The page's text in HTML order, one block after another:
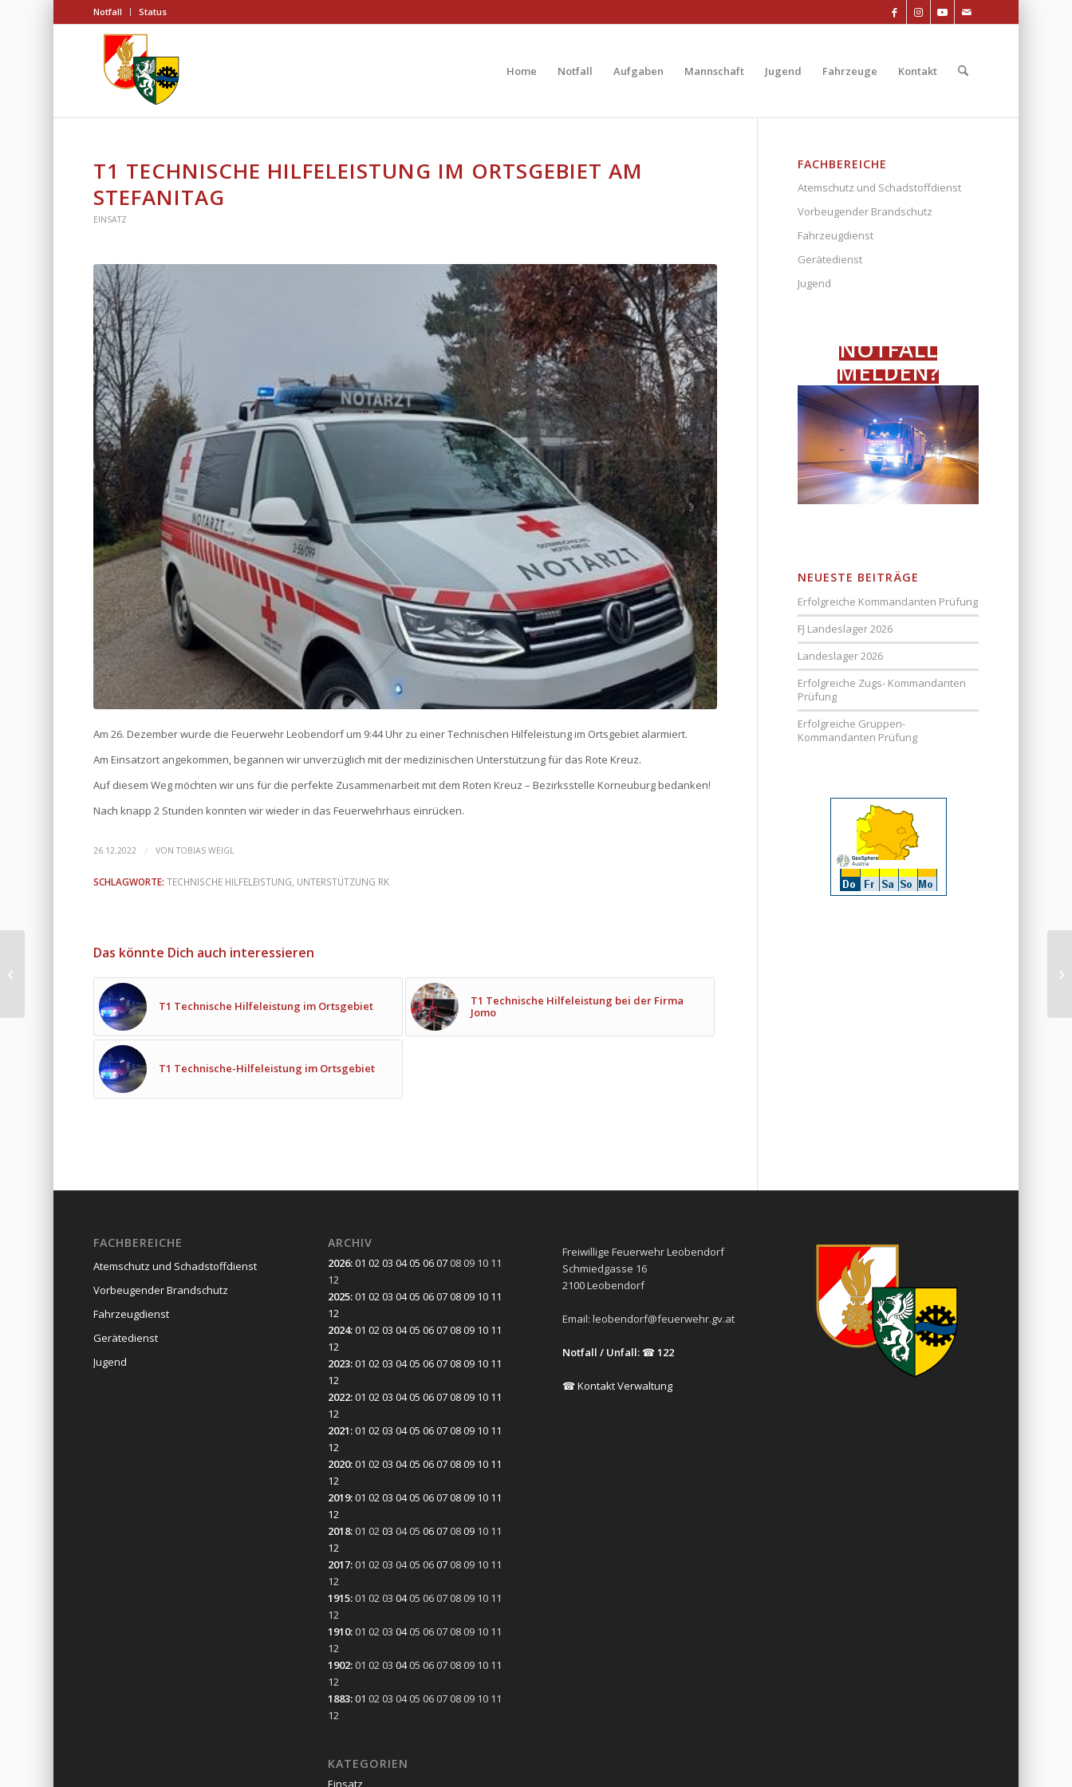
Notfall Status
Home Notfall Aufgaben Mannschaft Jugend Fahrzeuge Kontakt
T1 TECHNISCHE HILFELEISTUNG IM ORTSGEBIET AM
STEFANITAG
EINSATZ
Am 26. Dezember wurde die Feuerwehr Leobendorf um 9:44 Uhr zu einer Technischen Hilfeleistung im Ortsgebiet alarmiert.
Am Einsatzort angekommen, begannen wir unverzüglich mit der medizinischen Unterstützung für das Rote Kreuz.
Auf diesem Weg möchten wir uns für die perfekte Zusammenarbeit mit dem Roten Kreuz – Bezirksstelle Korneuburg bedanken!
Nach knapp 2 Stunden konnten wir wieder in das Feuerwehrhaus einrücken.
26.12.2022 / VONTOBIAS WEIGL
SCHLAGWORTE: TECHNISCHE HILFELEISTUNG UNTERSTÜTZUNG RK
Das könnte Dich auch interessieren
T1 Technische Hilfeleistung im Ortsgebiet
T1 Technische Hilfeleistung bei der Firma
Jomo
T1 Technische-Hilfeleistung im Ortsgebiet
FACHBEREICHE
Atemschutz und Schadstoffdienst
Vorbeugender Brandschutz
Fahrzeugdienst
Gerätedienst
Jugend
NOTFALL
MELDEN?
NEUESTE BEITRÄGE
Erfolgreiche Kommandanten Prüfung
FJ Landeslager 2026
Landeslager 2026
Erfolgreiche Zugs- Kommandanten
Prüfung
Erfolgreiche Gruppen-
Kommandanten Prüfung
FACHBEREICHE
Atemschutz und Schadstoffdienst
Vorbeugender Brandschutz
Fahrzeugdienst
Gerätedienst
Jugend
ARCHIV
2026:01 0203 0405 0607 08 09 10 11
12
2025:01 0203 0405 06070809 10 11
12
2024:01 0203 0405 06070809 10 11
12
2023:01 0203 0405 06070809 10 11
12
2022:01 0203 0405 06070809 10 11
12
2021:01 0203 0405 06070809 10 11
12
2020:01 0203 0405 06070809 10 11
12
2019:01 0203 0405 06070809 10 11
12
2018: 01 0203 04 05 0607 0809 10 11
12
2017: 01 02 03 04 05 0607 08 09 10 11
12
1915: 01 02 03 04 05 06 07 08 09 10 11
12
1910: 01 02 03 04 05 06 07 08 09 10 11
12
1902: 01 02 03 04 05 06 07 08 09 10 11
12
1883:01 02 03 04 05 06 07 08 09 10 11
12
KATEGORIEN
Freiwillige Feuerwehr Leobendorf
Schmiedgasse 16
2100 Leobendorf
Email:leobendorf@feuerwehr.gv.at
Notfall / Unfall: ☎122
☎ Kontakt Verwaltung
B1-Brandverdacht am